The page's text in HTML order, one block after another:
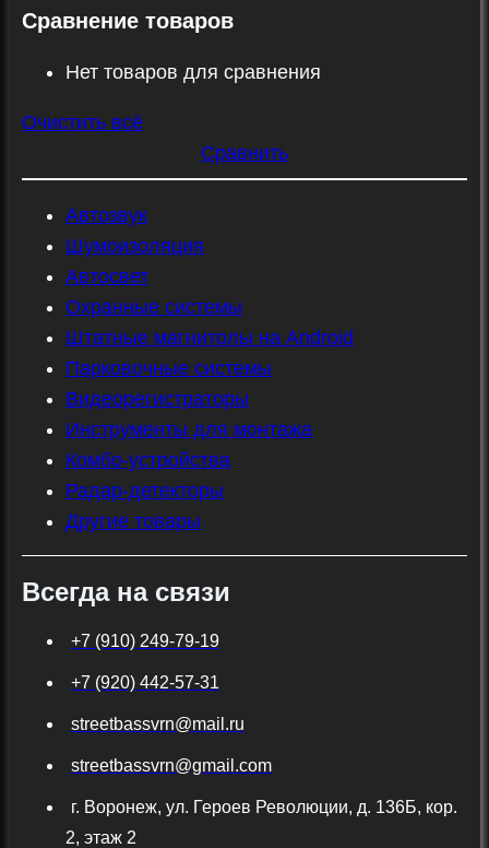
Сравнение товаров
Нет товаров для сравнения
Очистить всё
Сравнить
Автозвук
Шумоизоляция
Автосвет
Охранные системы
Штатные магнитолы на Android
Парковочные системы
Видеорегистраторы
Инструменты для монтажа
Комбо-устройства
Радар-детекторы
Другие товары
Всегда на связи
+7 (910) 249-79-19
+7 (920) 442-57-31
streetbassvrn@mail.ru
streetbassvrn@gmail.com
г. Воронеж, ул. Героев Революции, д. 136Б, кор.
2, этаж 2